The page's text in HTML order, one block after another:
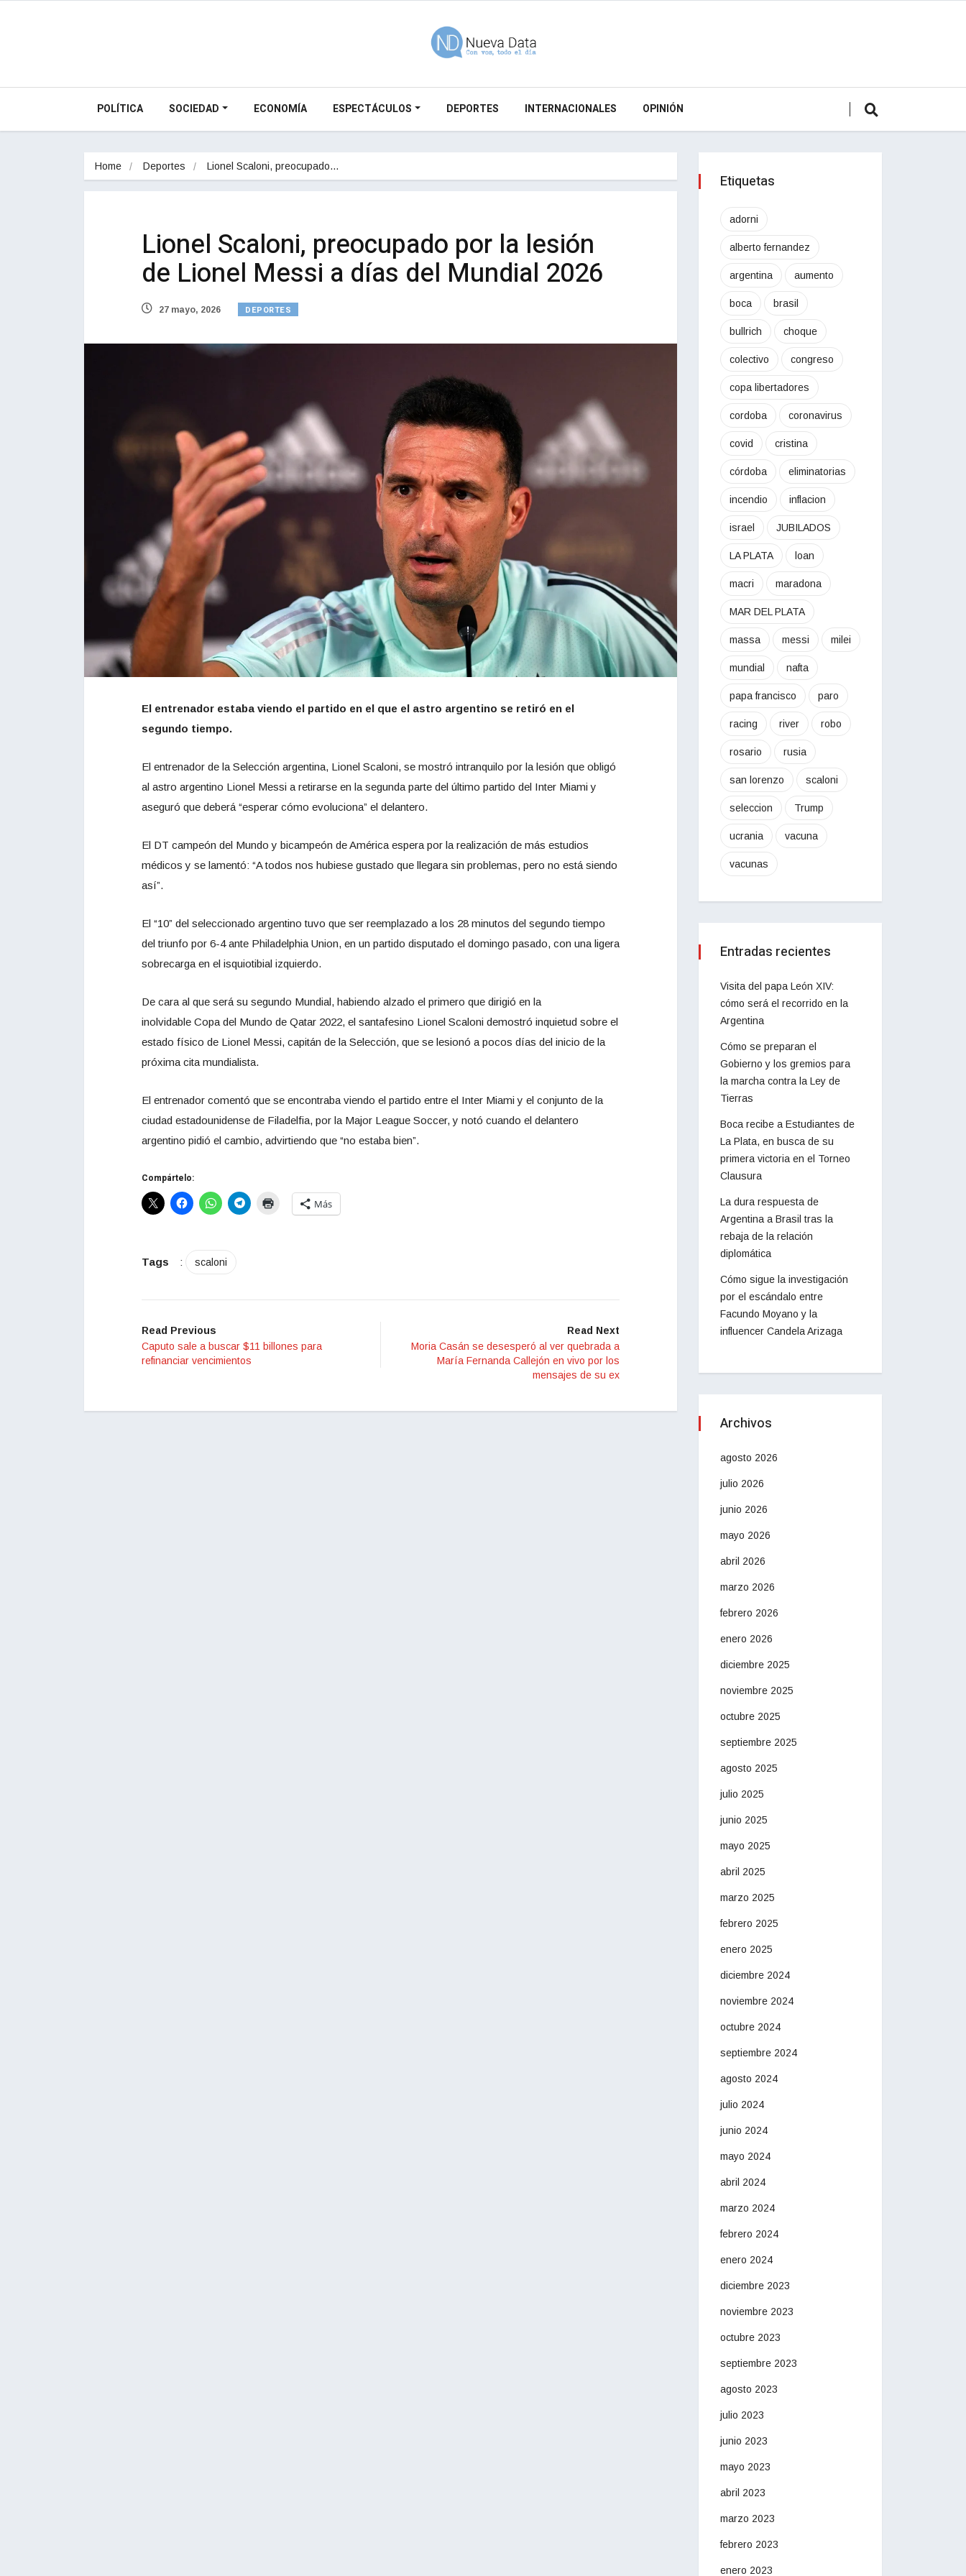
POLÍTICA SOCIEDAD ECONOMÍA ESPECTÁCULOS DEPORTES INTERNACIONALES OPINIÓN
Home Deportes Lionel Scaloni, preocupado…
Lionel Scaloni, preocupado por la lesión
de Lionel Messi a días del Mundial 2026
27 mayo, 2026 DEPORTES
El entrenador estaba viendo el partido en el que el astro argentino se retiró en el
segundo tiempo.
El entrenador de la Selección argentina, Lionel Scaloni, se mostró intranquilo por la lesión que obligó
al astro argentino Lionel Messi a retirarse en la segunda parte del último partido del Inter Miami y
aseguró que deberá “esperar cómo evoluciona” el delantero.
El DT campeón del Mundo y bicampeón de América espera por la realización de más estudios
médicos y se lamentó: “A todos nos hubiese gustado que llegara sin problemas, pero no está siendo
así”.
El “10” del seleccionado argentino tuvo que ser reemplazado a los 28 minutos del segundo tiempo
del triunfo por 6-4 ante Philadelphia Union, en un partido disputado el domingo pasado, con una ligera
sobrecarga en el isquiotibial izquierdo.
De cara al que será su segundo Mundial, habiendo alzado el primero que dirigió en la
inolvidable Copa del Mundo de Qatar 2022, el santafesino Lionel Scaloni demostró inquietud sobre el
estado físico de Lionel Messi, capitán de la Selección, que se lesionó a pocos días del inicio de la
próxima cita mundialista.
El entrenador comentó que se encontraba viendo el partido entre el Inter Miami y el conjunto de la
ciudad estadounidense de Filadelfia, por la Major League Soccer, y notó cuando el delantero
argentino pidió el cambio, advirtiendo que “no estaba bien”.
Compártelo:
Más
Tags : scaloni
Read Previous
Caputo sale a buscar $11 billones para
refinanciar vencimientos
Read Next
Moria Casán se desesperó al ver quebrada a
María Fernanda Callejón en vivo por los
mensajes de su ex
Etiquetas
adorni
alberto fernandez
argentina aumento
boca brasil
bullrich choque
colectivo congreso
copa libertadores
cordoba coronavirus
covid cristina
córdoba eliminatorias
incendio inflacion
israel JUBILADOS
LA PLATA loan
macri maradona
MAR DEL PLATA
massa messi milei
mundial nafta
papa francisco paro
racing river robo
rosario rusia
san lorenzo scaloni
seleccion Trump
ucrania vacuna
vacunas
Entradas recientes
Visita del papa León XIV:
cómo será el recorrido en la
Argentina
Cómo se preparan el
Gobierno y los gremios para
la marcha contra la Ley de
Tierras
Boca recibe a Estudiantes de
La Plata, en busca de su
primera victoria en el Torneo
Clausura
La dura respuesta de
Argentina a Brasil tras la
rebaja de la relación
diplomática
Cómo sigue la investigación
por el escándalo entre
Facundo Moyano y la
influencer Candela Arizaga
Archivos
agosto 2026
julio 2026
junio 2026
mayo 2026
abril 2026
marzo 2026
febrero 2026
enero 2026
diciembre 2025
noviembre 2025
octubre 2025
septiembre 2025
agosto 2025
julio 2025
junio 2025
mayo 2025
abril 2025
marzo 2025
febrero 2025
enero 2025
diciembre 2024
noviembre 2024
octubre 2024
septiembre 2024
agosto 2024
julio 2024
junio 2024
mayo 2024
abril 2024
marzo 2024
febrero 2024
enero 2024
diciembre 2023
noviembre 2023
octubre 2023
septiembre 2023
agosto 2023
julio 2023
junio 2023
mayo 2023
abril 2023
marzo 2023
febrero 2023
enero 2023